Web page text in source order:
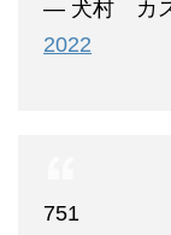
— 犬村 カ
2022
751